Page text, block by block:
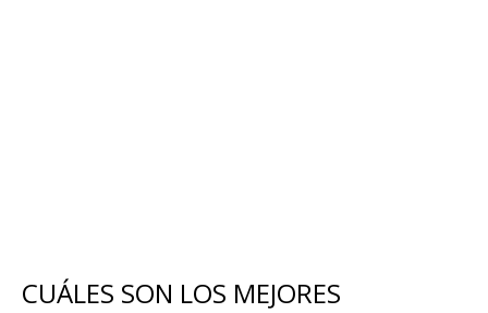
CUÁLES SON LOS MEJORES